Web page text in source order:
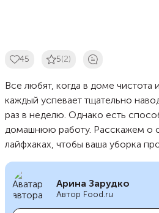
45 5(2)
Все любят, когда в доме чистота
каждый успевает тщательно
раз в неделю. Однако есть
домашнюю работу. Расскажем о
лайфхаках, чтобы ваша уборка
Арина Зарудко
Автор Food.ru